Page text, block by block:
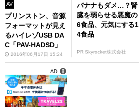
AV
プリンストン、音源
フォーマットが見え
るハイレゾUSB DA
C「PAV-HADSD」
2016年06月17日 15:24
バナナもダメ…？腎
臓を弱らせる悪魔の
6食品、元気にする1
4食品
PR Skyrocket株式会社
AD